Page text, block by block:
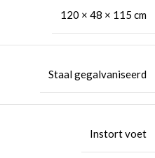
120 × 48 × 115 cm
Staal gegalvaniseerd
Instort voet